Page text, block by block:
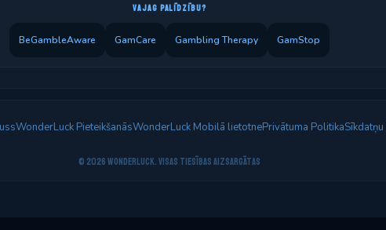
VAJAG PALĪDZĪBU?
BeGambleAware GamCare Gambling Therapy GamStop
WonderLuck PieteikšanāsWonderLuck Mobilā lietotnePrivātuma Politika
© 2026 WonderLuck. Visas tiesības aizsargātas